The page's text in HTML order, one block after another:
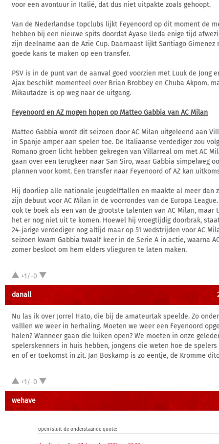
voor een avontuur in Italië, dat dus niet uitpakte zoals gehoopt.
Van de Nederlandse topclubs lijkt Feyenoord op dit moment de
hebben bij een nieuwe spits doordat Ayase Ueda enige tijd
zijn deelname aan de Azië Cup. Daarnaast lijkt Santiago Gimenez
goede kans te maken op een transfer.
PSV is in de punt van de aanval goed voorzien met Luuk de Jong
Ajax beschikt momenteel over Brian Brobbey en Chuba Akpom,
Mikautadze is op weg naar de uitgang.
Feyenoord en AZ mogen hopen op Matteo Gabbia van AC Milan
Matteo Gabbia wordt dit seizoen door AC Milan uitgeleend aan
in Spanje amper aan spelen toe. De Italiaanse verdediger zou
Romano groen licht hebben gekregen van Villarreal om met AC
gaan over een terugkeer naar San Siro, waar Gabbia simpelweg
plannen voor komt. Een transfer naar Feyenoord of AZ kan
Hij doorliep alle nationale jeugdelftallen en maakte al meer dan
zijn debuut voor AC Milan in de voorrondes van de Europa
ook te boek als een van de grootste talenten van AC Milan, maar
het er nog niet uit te komen. Hoewel hij vroegtijdig doorbrak,
24-jarige verdediger nog altijd maar op 51 wedstrijden voor AC
seizoen kwam Gabbia twaalf keer in de Serie A in actie, waarna
zomer besloot om hem elders vlieguren te laten maken.
+1/-0
danall
Nu las ik over Jorrel Hato, die bij de amateurtak speelde. Zo
valllen we weer in herhaling. Moeten we weer een Feyenoord
halen? Wanneer gaan die luiken open? We moeten in onze
spelerskenners in huis hebben, jongens die weten hoe de
en of er toekomst in zit. Jan Boskamp is zo eentje, de Kromme
+1/-0
wehave
open/sluit de onderstaande quote: